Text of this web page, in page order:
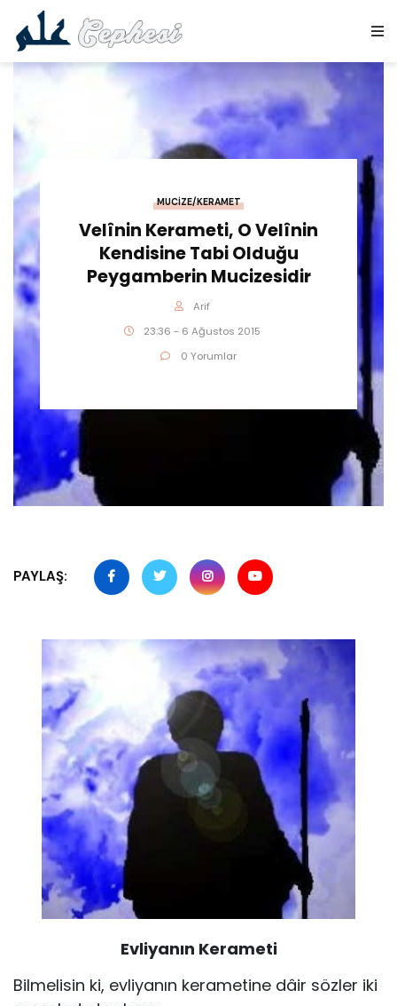
MUCIZE/KERAMET
Velînin Kerameti, O Velînin
Kendisine Tabi Olduğu
Peygamberin Mucizesidir
Arif
23:36 - 6 Ağustos 2015
0 Yorumlar
PAYLAŞ:
Evliyanın Kerameti
Bilmelisin ki, evliyanın kerametine dâir sözler iki